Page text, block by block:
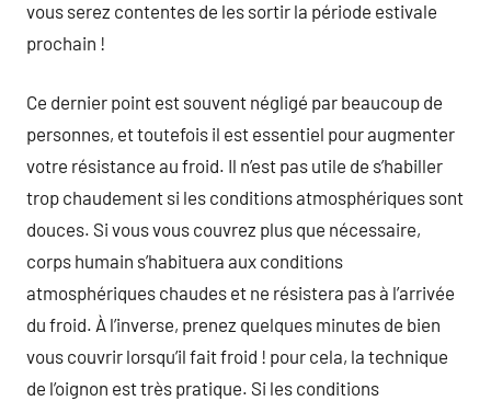
vous serez contentes de les sortir la période estivale
prochain !
Ce dernier point est souvent négligé par beaucoup de
personnes, et toutefois il est essentiel pour augmenter
votre résistance au froid. Il n’est pas utile de s’habiller
trop chaudement si les conditions atmosphériques sont
douces. Si vous vous couvrez plus que nécessaire,
corps humain s’habituera aux conditions
atmosphériques chaudes et ne résistera pas à l’arrivée
du froid. À l’inverse, prenez quelques minutes de bien
vous couvrir lorsqu’il fait froid ! pour cela, la technique
de l’oignon est très pratique. Si les conditions